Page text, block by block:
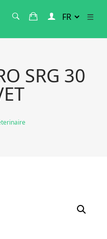
SRG 30